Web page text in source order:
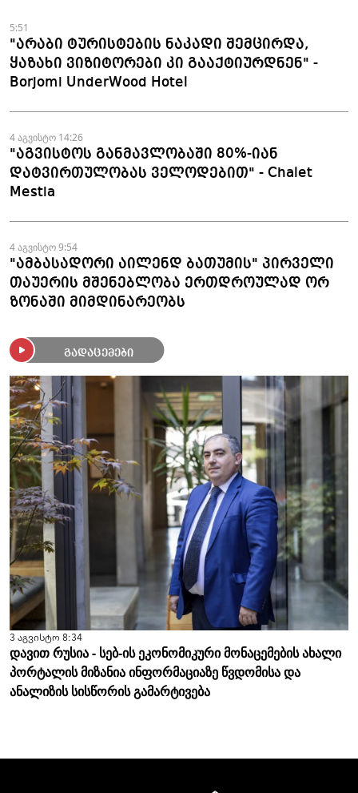
მომზადდა
5:51
"არაბი ტურისტების ნაკადი შემცირდა,
ყაზახი ვიზიტორები კი გააქტიურდნენ" -
Borjomi UnderWood Hotel
4 აგვისტო 14:26
"აგვისტოს განმავლობაში 80%-იან
დატვირთულობას ველოდებით" - Chalet
Mestia
4 აგვისტო 9:54
"ამბასადორი აილენდ ბათუმის" პირველი
თაუერის მშენებლობა ერთდროულად ორ
ზონაში მიმდინარეობს
გადაცემები
3 აგვისტო 8:34
დავით რუსია - სებ-ის ეკონომიკური მონაცემების ახალი
პორტალის მიზანია ინფორმაციაზე წვდომისა და
ანალიზის სისწორის გამარტივება